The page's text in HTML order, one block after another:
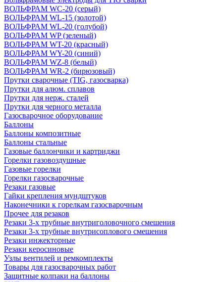
ВОЛЬФРАМ WC-20 (серый)
ВОЛЬФРАМ WL-15 (золотой)
ВОЛЬФРАМ WL-20 (голубой)
ВОЛЬФРАМ WP (зеленый)
ВОЛЬФРАМ WT-20 (красный)
ВОЛЬФРАМ WY-20 (синий)
ВОЛЬФРАМ WZ-8 (белый)
ВОЛЬФРАМ WR-2 (бирюзовый)
Прутки сварочные (TIG, газосварка)
Прутки для алюм. сплавов
Прутки для нерж. сталей
Прутки для черного металла
Газосварочное оборудование
Баллоны
Баллоны композитные
Баллоны стальные
Газовые баллончики и картриджи
Горелки газовоздушные
Газовые горелки
Горелки газосварочные
Резаки газовые
Гайки крепления мундштуков
Наконечники к горелкам газосварочным
Прочее для резаков
Резаки 3-х трубные внутриголовочного смешения
Резаки 3-х трубные внутрисоплового смешения
Резаки инжекторные
Резаки керосиновые
Узлы вентилей и ремкомплекты
Товары для газосварочных работ
Защитные колпаки на баллоны